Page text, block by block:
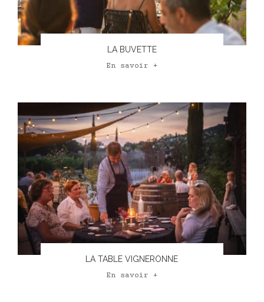
LA BUVETTE
En savoir +
LA TABLE VIGNERONNE
En savoir +